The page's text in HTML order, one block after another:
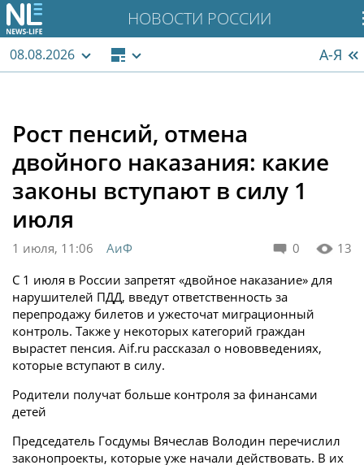
НОВОСТИ РОССИИ
08.08.2026 А-Я
Рост пенсий, отмена
двойного наказания: какие
законы вступают в силу 1
июля
0 13
1 июля, 11:06
АиФ
С 1 июля в России запретят «двойное наказание» для
нарушителей ПДД, введут ответственность за
перепродажу билетов и ужесточат миграционный
контроль. Также у некоторых категорий граждан
вырастет пенсия. Aif.ru рассказал о нововведениях,
которые вступают в силу.
Родители получат больше контроля за финансами
детей
Председатель Госдумы Вячеслав Володин перечислил
законопроекты, которые уже начали действовать. В их